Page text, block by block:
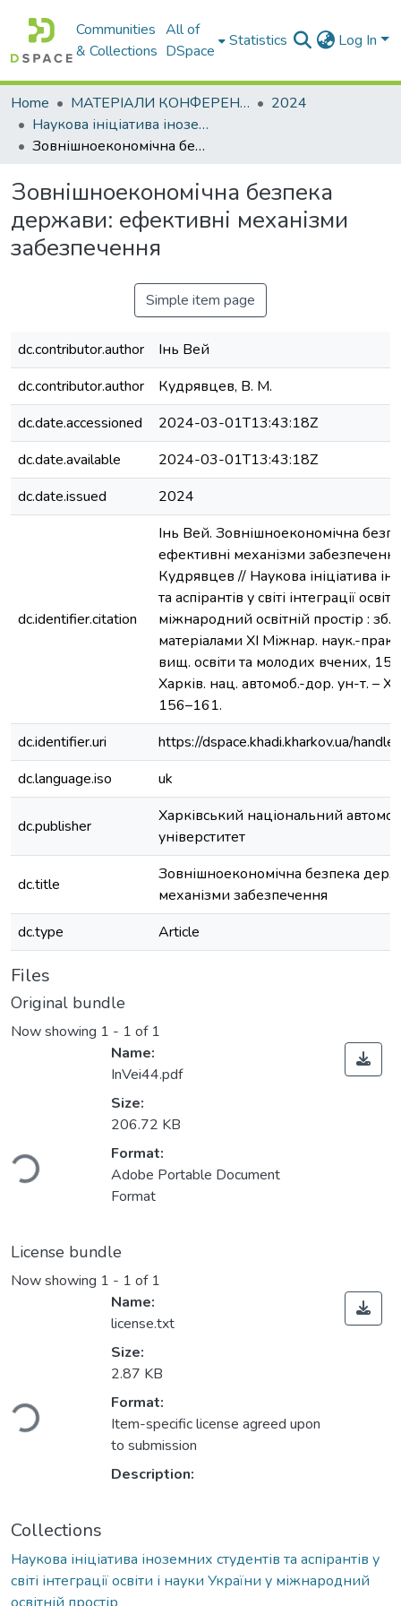
Communities
& Collections
All of
DSpace
Statistics Log In
Home МАТЕРІАЛИ КОНФЕРЕНЦІЙ
2024
Наукова ініціатива іноземних студентів та аспірантів у світі інтеграції освіти і науки України у міжнародний освітній простір
Зовнішноекономічна безпека держави: ефективні механізми забезпечення
Зовнішноекономічна безпека
держави: ефективні механізми
забезпечення
Simple item page
dc.contributor.author
Інь Вей
dc.contributor.author
Кудрявцев, В. М.
dc.date.accessioned
2024-03-01T13:43:18Z
dc.date.available
2024-03-01T13:43:18Z
dc.date.issued
2024
dc.identifier.citation
Інь Вей. Зовнішноекономічна
ефективні механізми
Кудрявцев // Наукова ініціатива
та аспірантів у світі інтеграції
міжнародний освітній простір : зб.
матеріалами ХI Міжнар. наук.-
вищ. освіти та молодих вчених, 15
Харків. нац. автомоб.-дор. ун-т. –
156–161.
dc.identifier.uri
https://dspace.khadi.kharkov.ua/
dc.language.iso
uk
dc.publisher
Харківський національний
універститет
dc.title
Зовнішноекономічна безпека
механізми забезпечення
dc.type
Article
Files
Original bundle
Now showing 1 - 1 of 1
Name:
InVei44.pdf
Size:
206.72 KB
Format:
Adobe Portable Document
Format
License bundle
Now showing 1 - 1 of 1
Name:
license.txt
Size:
2.87 KB
Format:
Item-specific license agreed upon
to submission
Description:
Collections
Наукова ініціатива іноземних студентів та аспірантів у
світі інтеграції освіти і науки України у міжнародний